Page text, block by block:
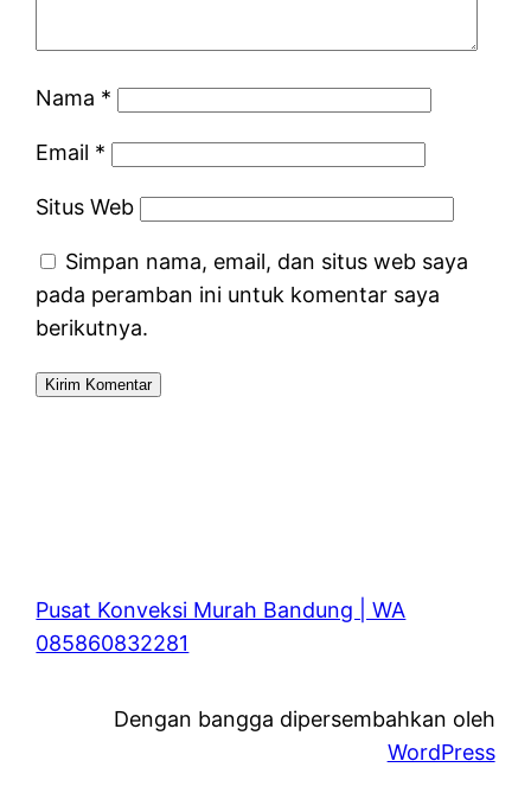
Nama *
Email *
Situs Web
Simpan nama, email, dan situs web saya
pada peramban ini untuk komentar saya
berikutnya.
Pusat Konveksi Murah Bandung | WA
085860832281
Dengan bangga dipersembahkan oleh
WordPress